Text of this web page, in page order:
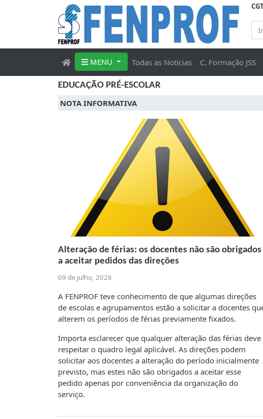
MENU Todas as Notícias C. Formação JSS
EDUCAÇÃO PRÉ-ESCOLAR
NOTA INFORMATIVA
Alteração de férias: os docentes não são obrigados
a aceitar pedidos das direções
09 de julho, 2026
A FENPROF teve conhecimento de que algumas direções
de escolas e agrupamentos estão a solicitar a docentes
alterem os períodos de férias previamente fixados.
Importa esclarecer que qualquer alteração das férias deve
respeitar o quadro legal aplicável. As direções podem
solicitar aos docentes a alteração do período inicialmente
previsto, mas estes não são obrigados a aceitar esse
pedido apenas por conveniência da organização do
serviço.